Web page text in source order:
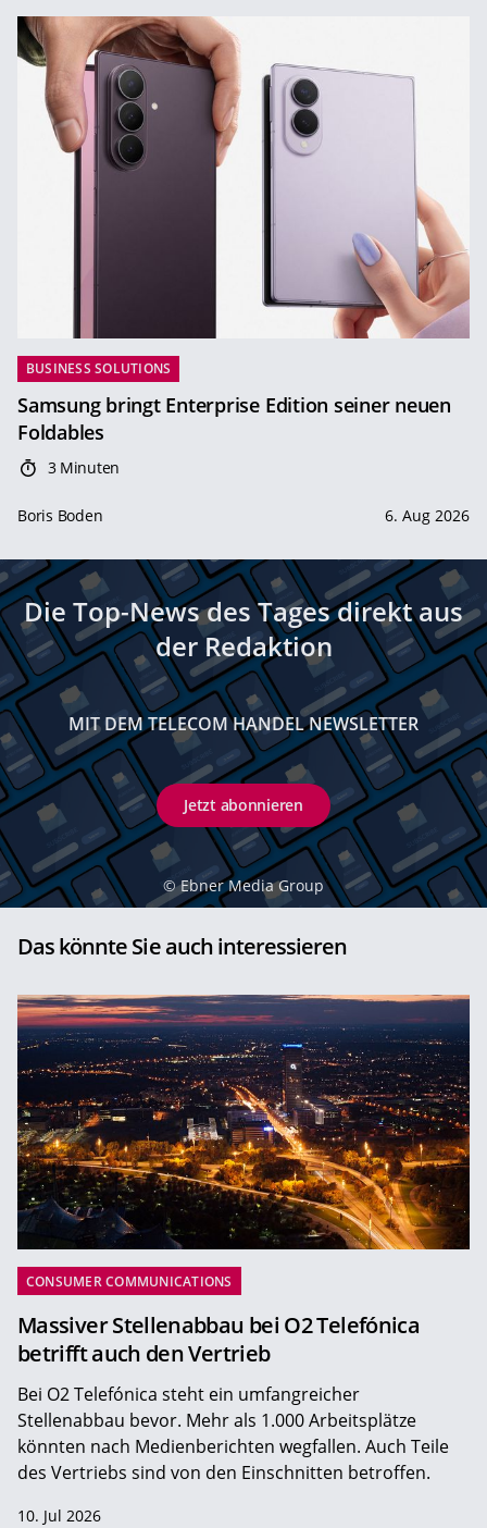
BUSINESS SOLUTIONS
Samsung bringt Enterprise Edition seiner neuen
Foldables
3 Minuten
Boris Boden 6. Aug 2026
Die Top-News des Tages direkt aus
der Redaktion
MIT DEM TELECOM HANDEL NEWSLETTER
Jetzt abonnieren
© Ebner Media Group
Das könnte Sie auch interessieren
CONSUMER COMMUNICATIONS
Massiver Stellenabbau bei O2 Telefónica
betrifft auch den Vertrieb
Bei O2 Telefónica steht ein umfangreicher
Stellenabbau bevor. Mehr als 1.000 Arbeitsplätze
könnten nach Medienberichten wegfallen. Auch Teile
des Vertriebs sind von den Einschnitten betroffen.
10. Jul 2026